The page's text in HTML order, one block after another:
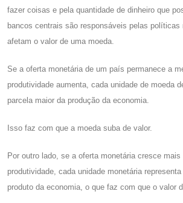
fazer coisas e pela quantidade de dinheiro que
bancos centrais são responsáveis ​​pelas
afetam o valor de uma moeda.
Se a oferta monetária de um país permanece a
produtividade aumenta, cada unidade de moeda
parcela maior da produção da economia.
Isso faz com que a moeda suba de valor.
Por outro lado, se a oferta monetária cresce mais
produtividade, cada unidade monetária
produto da economia, o que faz com que o valor